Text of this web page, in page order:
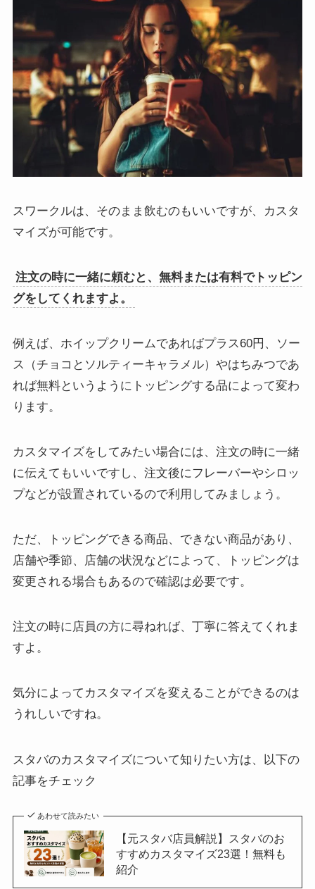
スワークルは、そのまま飲むのもいいですが、カスタ
マイズが可能です。
注文の時に一緒に頼むと、無料または有料でトッピン
グをしてくれますよ。
例えば、ホイップクリームであればプラス60円、ソー
ス（チョコとソルティーキャラメル）やはちみつであ
れば無料というようにトッピングする品によって変わ
ります。
カスタマイズをしてみたい場合には、注文の時に一緒
に伝えてもいいですし、注文後にフレーバーやシロッ
プなどが設置されているので利用してみましょう。
ただ、トッピングできる商品、できない商品があり、
店舗や季節、店舗の状況などによって、トッピングは
変更される場合もあるので確認は必要です。
注文の時に店員の方に尋ねれば、丁寧に答えてくれま
すよ。
気分によってカスタマイズを変えることができるのは
うれしいですね。
スタバのカスタマイズについて知りたい方は、以下の
記事をチェック
あわせて読みたい
【元スタバ店員解説】スタバのお
すすめカスタマイズ23選！無料も
紹介